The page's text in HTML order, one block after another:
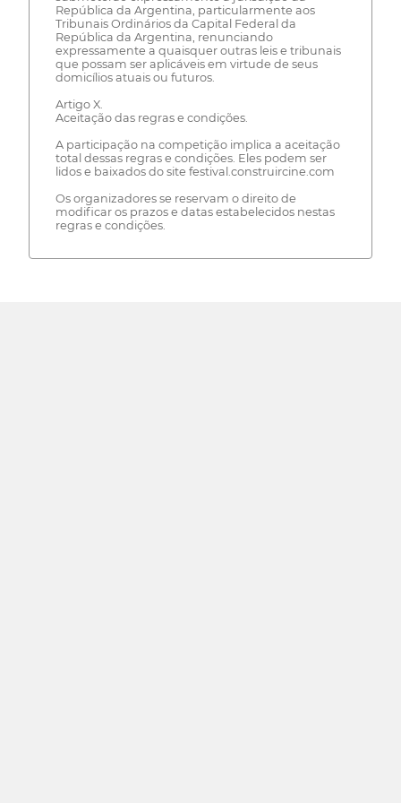
República da Argentina, particularmente aos
Tribunais Ordinários da Capital Federal da
República da Argentina, renunciando
expressamente a quaisquer outras leis e tribunais
que possam ser aplicáveis em virtude de seus
domicílios atuais ou futuros.
Artigo X.
Aceitação das regras e condições.
A participação na competição implica a aceitação
total dessas regras e condições. Eles podem ser
lidos e baixados do site festival.construircine.com
Os organizadores se reservam o direito de
modificar os prazos e datas estabelecidos nestas
regras e condições.